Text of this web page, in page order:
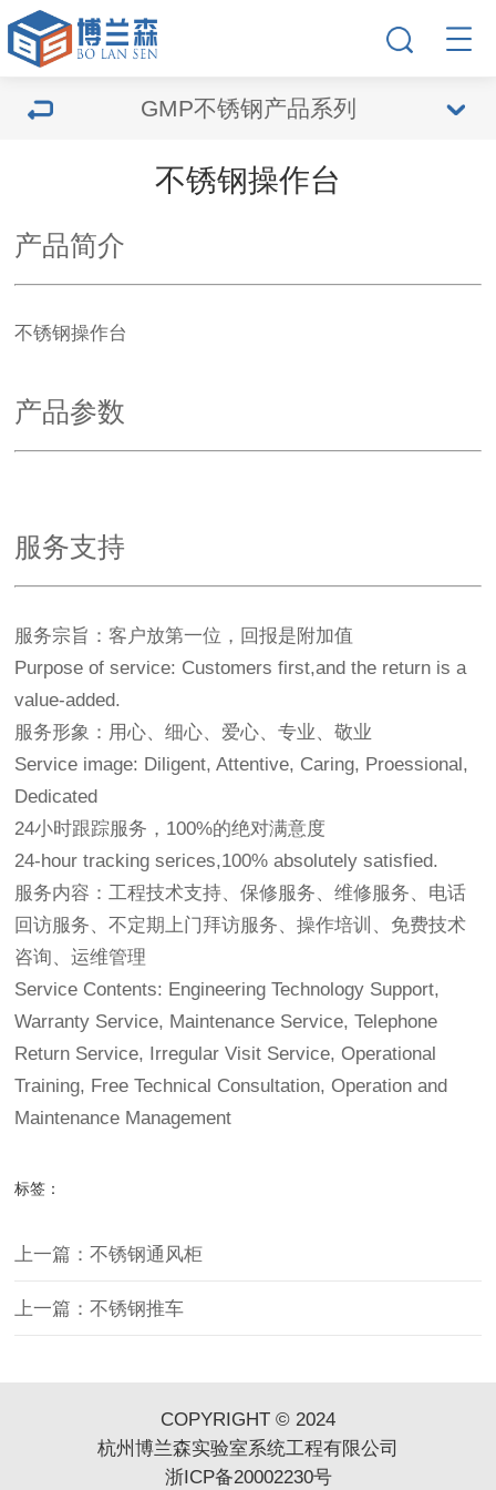
GMP不锈钢产品系列
不锈钢操作台
产品简介
不锈钢操作台
产品参数
服务支持
服务宗旨：客户放第一位，回报是附加值
Purpose of service: Customers first,and the return is a
value-added.
服务形象：用心、细心、爱心、专业、敬业
Service image: Diligent, Attentive, Caring, Proessional,
Dedicated
24小时跟踪服务，100%的绝对满意度
24-hour tracking serices,100% absolutely satisfied.
服务内容：工程技术支持、保修服务、维修服务、电话
回访服务、不定期上门拜访服务、操作培训、免费技术
咨询、运维管理
Service Contents: Engineering Technology Support,
Warranty Service, Maintenance Service, Telephone
Return Service, Irregular Visit Service, Operational
Training, Free Technical Consultation, Operation and
Maintenance Management
标签：
上一篇：不锈钢通风柜
上一篇：不锈钢推车
COPYRIGHT © 2024
杭州博兰森实验室系统工程有限公司
浙ICP备20002230号